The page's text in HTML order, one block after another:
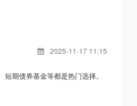
2025-11-17 11:15
期债券基金等都是热门选择。